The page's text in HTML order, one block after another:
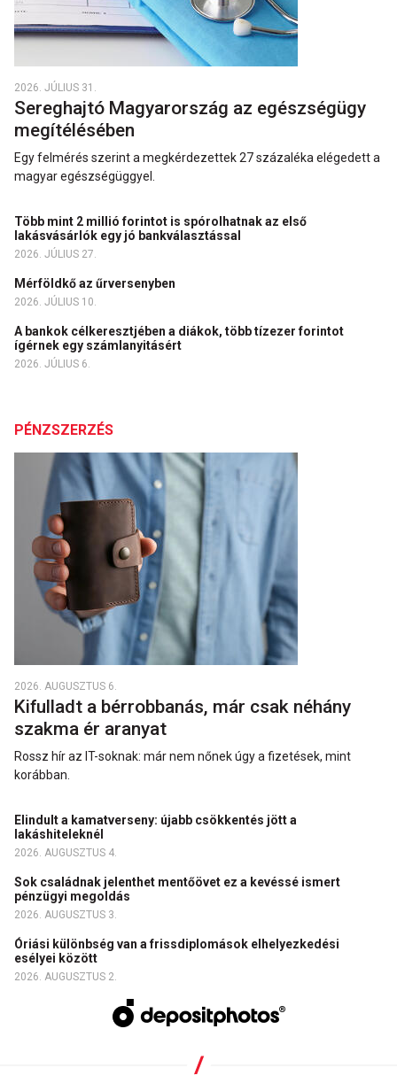
2026. JÚLIUS 31.
Sereghajtó Magyarország az egészségügy
megítélésében
Egy felmérés szerint a megkérdezettek 27 százaléka elégedett a
magyar egészségüggyel.
Több mint 2 millió forintot is spórolhatnak az első
lakásvásárlók egy jó bankválasztással
2026. JÚLIUS 27.
Mérföldkő az űrversenyben
2026. JÚLIUS 10.
A bankok célkeresztjében a diákok, több tízezer forintot
ígérnek egy számlanyitásért
2026. JÚLIUS 6.
PÉNZSZERZÉS
2026. AUGUSZTUS 6.
Kifulladt a bérrobbanás, már csak néhány
szakma ér aranyat
Rossz hír az IT-soknak: már nem nőnek úgy a fizetések, mint
korábban.
Elindult a kamatverseny: újabb csökkentés jött a
lakáshiteleknél
2026. AUGUSZTUS 4.
Sok családnak jelenthet mentőövet ez a kevéssé ismert
pénzügyi megoldás
2026. AUGUSZTUS 3.
Óriási különbség van a frissdiplomások elhelyezkedési
esélyei között
2026. AUGUSZTUS 2.